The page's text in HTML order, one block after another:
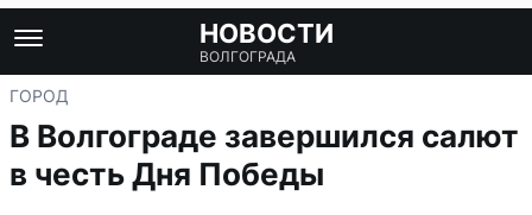
НОВОСТИ
ВОЛГОГРАДА
ГОРОД
В Волгограде завершился салют
в честь Дня Победы